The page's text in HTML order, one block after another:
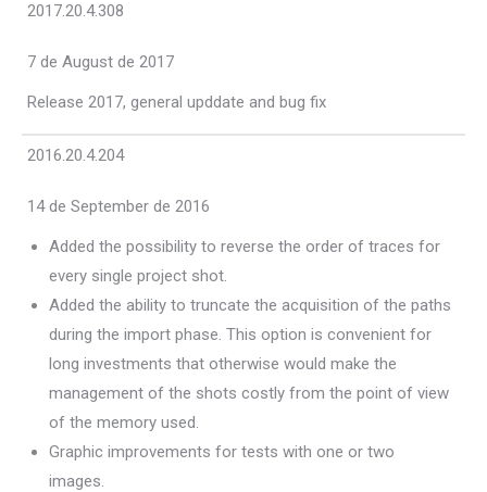
2017.20.4.308
7 de August de 2017
Release 2017, general upddate and bug fix
2016.20.4.204
14 de September de 2016
Added the possibility to reverse the order of traces for
every single project shot.
Added the ability to truncate the acquisition of the paths
during the import phase. This option is convenient for
long investments that otherwise would make the
management of the shots costly from the point of view
of the memory used.
Graphic improvements for tests with one or two
images.